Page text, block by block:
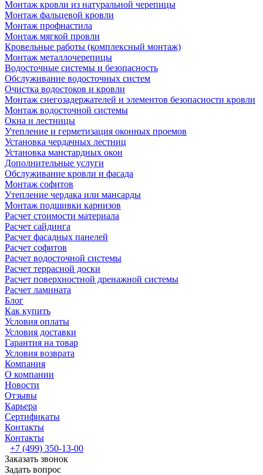
Монтаж кровли из натуральной черепицы
Монтаж фальцевой кровли
Монтаж профнастила
Монтаж мягкой провли
Кровельные работы (комплексный монтаж)
Монтаж металлочерепицы
Водосточные системы и безопасность
Обслуживание водосточных систем
Очистка водостоков и кровли
Монтаж снегозадержателей и элементов безопасности кровли
Монтаж водосточной системы
Окна и лестницы
Утепление и герметизация оконных проемов
Установка чердачных лестниц
Установка манстардных окон
Дополнительные услуги
Обслуживание кровли и фасада
Монтаж софитов
Утепление чердака или мансарды
Монтаж подшивки карнизов
Расчет стоимости материала
Расчет сайдинга
Расчет фасадных панелей
Расчет софитов
Расчет водосточной системы
Расчет террасной доски
Расчет поверхностной дренажной системы
Расчет ламината
Блог
Как купить
Условия оплаты
Условия доставки
Гарантия на товар
Условия возврата
Компания
О компании
Новости
Отзывы
Карьера
Сертификаты
Контакты
Контакты
+7 (499) 350-13-00
Заказать звонок
Задать вопрос